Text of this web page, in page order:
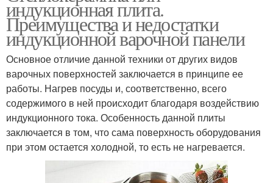
индукционная плита.
Преимущества и недостатки
индукционной варочной панели
Основное отличие данной техники от других видов
варочных поверхностей заключается в принципе ее
работы. Нагрев посуды и, соответственно, всего
содержимого в ней происходит благодаря воздействию
индукционного тока. Особенность данной плиты
заключается в том, что сама поверхность оборудования
при этом остается холодной, то есть не нагревается.